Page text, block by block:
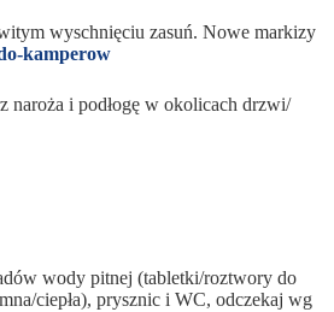
wyschnięciu zasuń. Nowe markizy
kamperow
naroża i podłogę w okolicach drzwi/
wody pitnej (tabletki/roztwory do
ciepła), prysznic i WC, odczekaj wg